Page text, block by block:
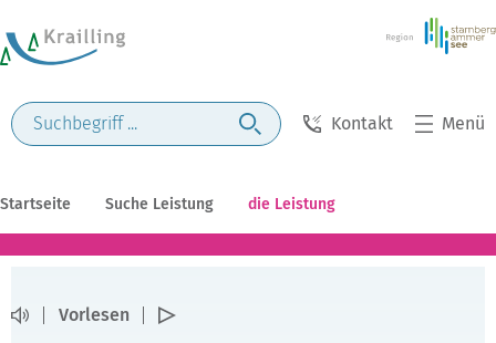
Kontakt Menü
Startseite Suche Leistung die Leistung
Vorlesen